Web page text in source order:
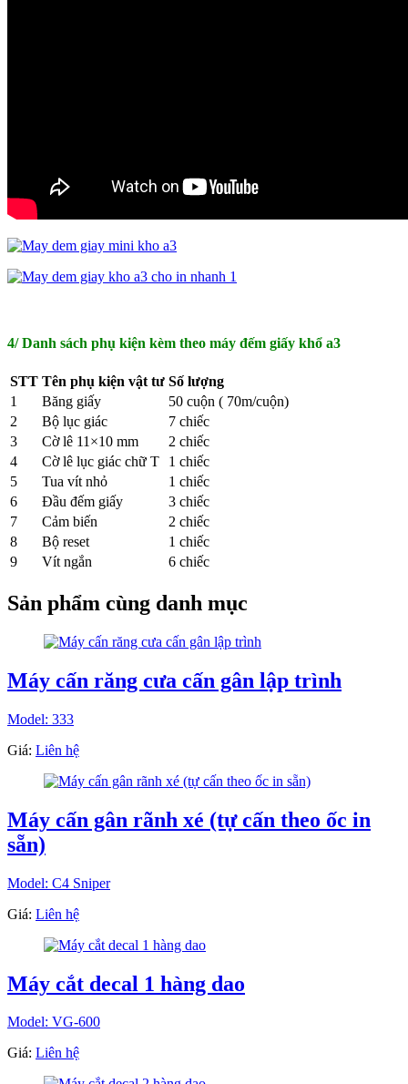
4/ Danh sách phụ kiện kèm theo máy đếm giấy khổ a3
STT Tên phụ kiện vật tư Số lượng
1
Băng giấy
50 cuộn ( 70m/cuộn)
2
Bộ lục giác
7 chiếc
3
Cờ lê 11×10 mm
2 chiếc
4
Cờ lê lục giác chữ T
1 chiếc
5
Tua vít nhỏ
1 chiếc
6
Đầu đếm giấy
3 chiếc
7
Cảm biến
2 chiếc
8
Bộ reset
1 chiếc
9
Vít ngắn 6 chiếc
Sản phẩm cùng danh mục
Máy cấn răng cưa cấn gân lập trình
Model: 333
Giá: Liên hệ
Máy cấn gân rãnh xé (tự cấn theo ốc in
sẵn)
Model: C4 Sniper
Giá: Liên hệ
Máy cắt decal 1 hàng dao
Model: VG-600
Giá: Liên hệ